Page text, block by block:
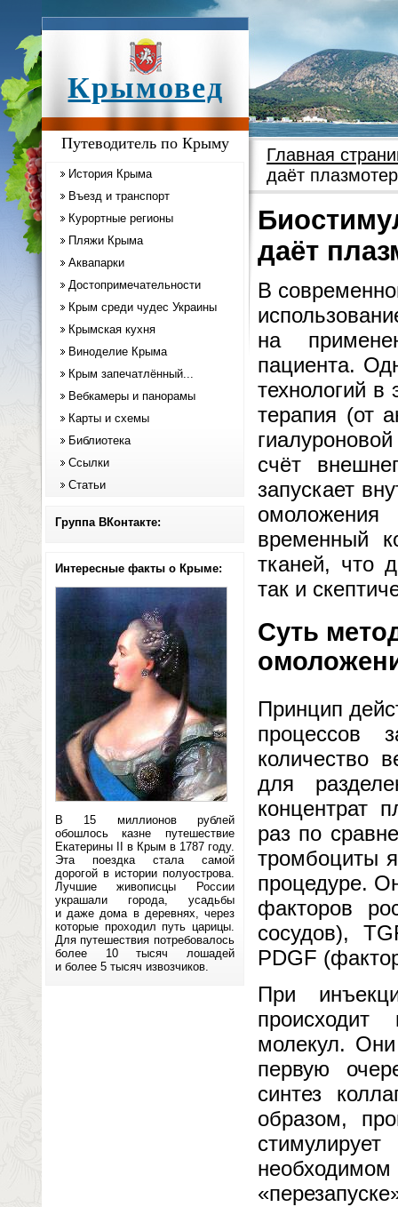
Крымовед
Путеводитель по Крыму
История Крыма
Въезд и транспорт
Курортные регионы
Пляжи Крыма
Аквапарки
Достопримечательности
Крым среди чудес Украины
Крымская кухня
Виноделие Крыма
Крым запечатлённый...
Вебкамеры и панорамы
Карты и схемы
Библиотека
Ссылки
Статьи
Группа ВКонтакте:
Интересные факты о Крыме:
В 15 миллионов рублей
обошлось казне путешествие
Екатерины II в Крым в 1787 году.
Эта поездка стала самой
дорогой в истории полуострова.
Лучшие живописцы России
украшали города, усадьбы
и даже дома в деревнях, через
которые проходил путь царицы.
Для путешествия потребовалось
более 10 тысяч лошадей
и более 5 тысяч извозчиков.
Главная
даёт
даёт
В
на
пациента.
технологий в
терапия (от
счёт
запускает
временный
тканей, что
так и
Суть
Принцип
процессов
количество
для
концентрат
раз по
тромбоциты
процедуре.
факторов
сосудов),
PDGF
При
происходит
молекул.
первую
синтез
образом,